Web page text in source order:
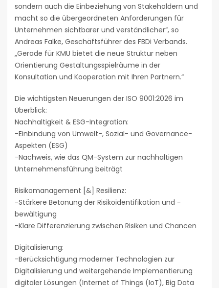
sondern auch die Einbeziehung von Stakeholdern und
macht so die übergeordneten Anforderungen für
Unternehmen sichtbarer und verständlicher“, so
Andreas Falke, Geschäftsführer des FBDi Verbands.
„Gerade für KMU bietet die neue Struktur neben
Orientierung Gestaltungsspielräume in der
Konsultation und Kooperation mit Ihren Partnern.“
Die wichtigsten Neuerungen der ISO 9001:2026 im
Überblick:
Nachhaltigkeit & ESG-Integration:
-Einbindung von Umwelt-, Sozial- und Governance-
Aspekten (ESG)
-Nachweis, wie das QM-System zur nachhaltigen
Unternehmensführung beiträgt
Risikomanagement [&] Resilienz:
-Stärkere Betonung der Risikoidentifikation und -
bewältigung
-Klare Differenzierung zwischen Risiken und Chancen
Digitalisierung:
-Berücksichtigung moderner Technologien zur
Digitalisierung und weitergehende Implementierung
digitaler Lösungen (Internet of Things (IoT), Big Data